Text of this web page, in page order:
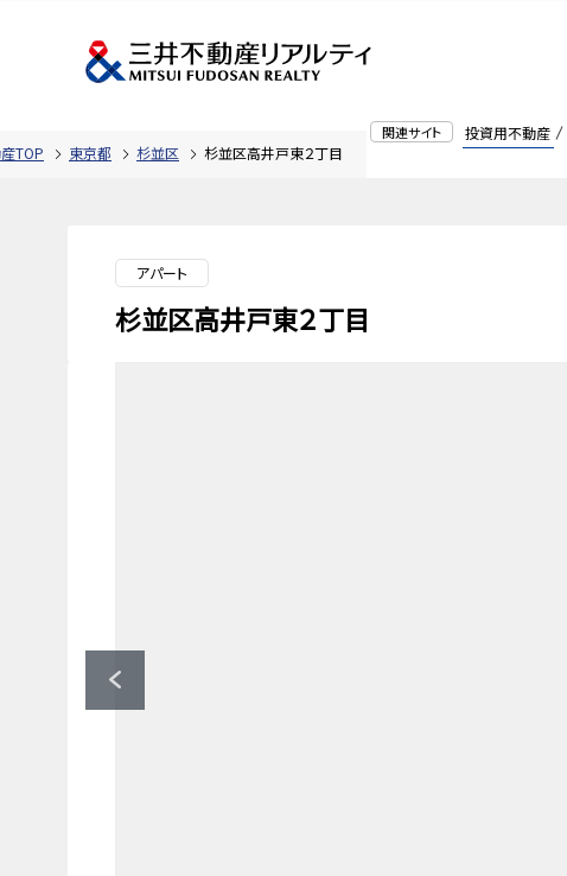
関連サイト 投資用不動産
TOP 東京都 杉並区 杉並区高井戸東２丁目
アパート
杉並区高井戸東２丁目